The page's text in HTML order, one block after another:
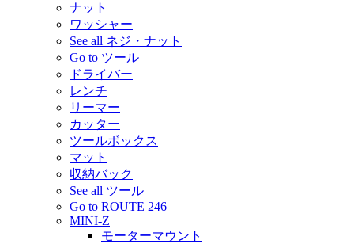
ナット
ワッシャー
See all ネジ・ナット
Go to ツール
ドライバー
レンチ
リーマー
カッター
ツールボックス
マット
収納バック
See all ツール
Go to ROUTE 246
MINI-Z
モーターマウント